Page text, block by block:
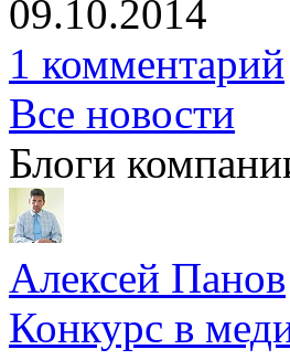
09.10.2014
1 комментарий
Все новости
Блоги
Алексей Панов
Конкурс в